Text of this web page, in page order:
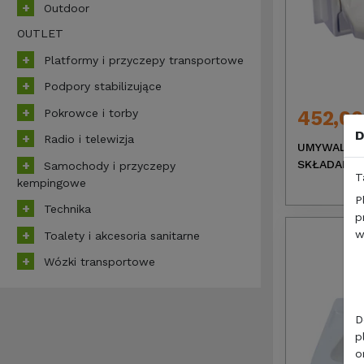
Outdoor
OUTLET
Platformy i przyczepy transportowe
Podpory stabilizujące
Pokrowce i torby
Radio i telewizja
Samochody i przyczepy
kempingowe
Technika
Toalety i akcesoria sanitarne
Wózki transportowe
SKŁADANA